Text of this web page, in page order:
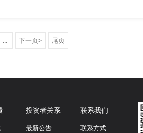
... 下一页> 尾页
投资者关系
最新公告
联系我们
联系方式